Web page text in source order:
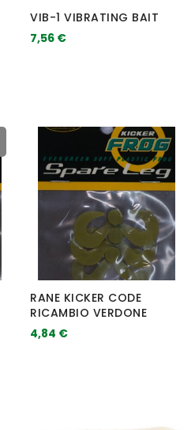
VIB-1 VIBRATING BAIT
7,56 €
RANE KICKER CODE
RICAMBIO VERDONE
4,84 €